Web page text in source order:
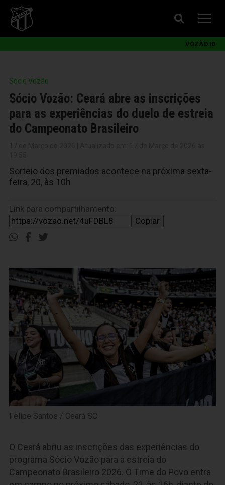
VOZÃO ID
Sócio Vozão
Sócio Vozão: Ceará abre as inscrições
para as experiências do duelo de estreia
do Campeonato Brasileiro
Sorteio dos premiados acontece na próxima sexta-
feira, 20, às 10h
Link para compartilhamento:
Copiar
Felipe Santos / Ceará SC
O Ceará abriu as inscrições das experiências do
programa Sócio Vozão para a estreia do
Campeonato Brasileiro 2026. O Time do Povo entra